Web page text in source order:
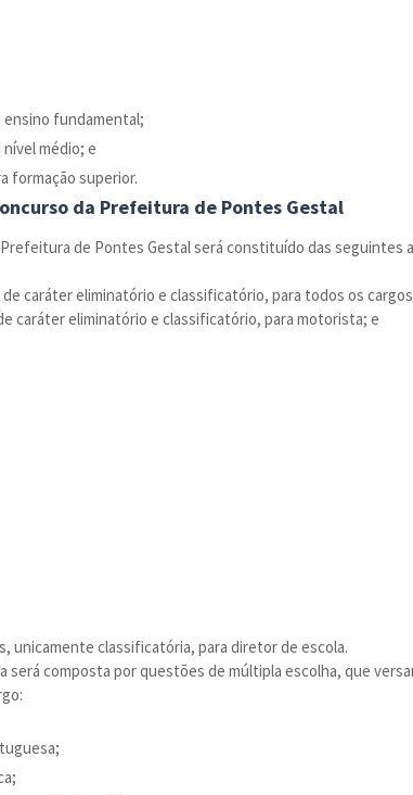
ensino fundamental;
nível médio; e
formação superior.
da Prefeitura de Pontes Gestal
de Pontes Gestal será constituído das seguintes
caráter eliminatório e classificatório, para todos os
caráter eliminatório e classificatório, para motorista; e
unicamente classificatória, para diretor de escola.
será composta por questões de múltipla escolha, que